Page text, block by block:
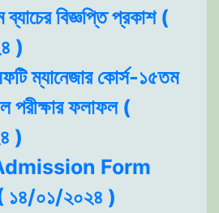
বিজ্ঞপ্তি প্রকাশ (
)
ম্যানেজার কোর্স-১৫তম
পরীক্ষার ফলাফল (
)
Form
০১/২০২৪ )